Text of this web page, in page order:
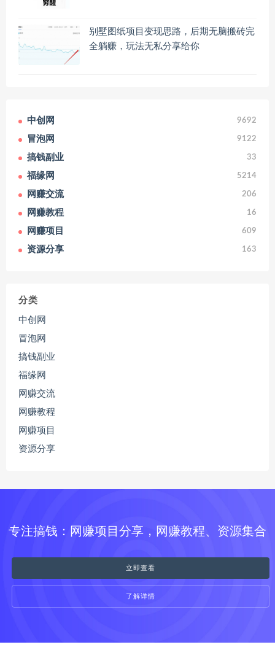
别墅图纸项目变现思路，后期无脑搬砖完
全躺赚，玩法无私分享给你
中创网 9692
冒泡网 9122
搞钱副业 33
福缘网 5214
网赚交流 206
网赚教程 16
网赚项目 609
资源分享 163
分类
中创网
冒泡网
搞钱副业
福缘网
网赚交流
网赚教程
网赚项目
资源分享
专注搞钱：网赚项目分享，网赚教程、资源集合
立即查看
了解详情